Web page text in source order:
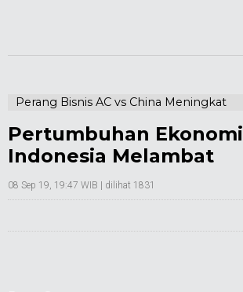
Perang Bisnis AC vs China Meningkat
Pertumbuhan Ekonomi
Indonesia Melambat
08 Sep 19, 19:47 WIB | dilihat 1831